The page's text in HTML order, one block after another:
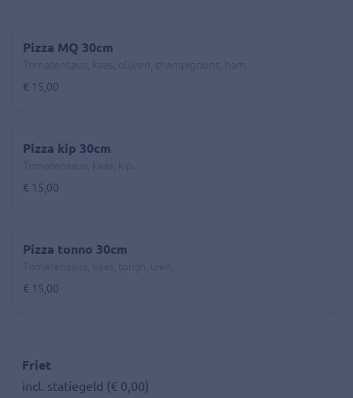
Pizza MQ 30cm
€ 15,00
Pizza kip 30cm
€ 15,00
Pizza tonno 30cm
€ 15,00
Friet
incl. statiegeld (€ 0,00)